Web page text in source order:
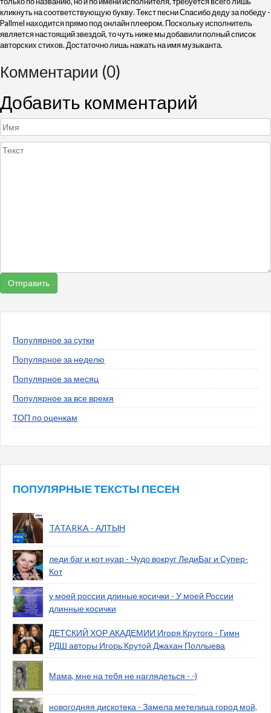
кликнуть на соответствующую букву. Текст песни Спасибо деду за победу -
Pallmel находится прямо под онлайн плеером. Поскольку исполнитель
является настоящий звездой, то чуть ниже мы добавили полный список
авторских стихов. Достаточно лишь нажать на имя музыканта.
Комментарии (0)
Добавить комментарий
Популярное за сутки
Популярное за неделю
Популярное за месяц
Популярное за все время
ТОП по оценкам
ПОПУЛЯРНЫЕ ТЕКСТЫ ПЕСЕН
TATARKA - АЛТЫН
леди баг и кот нуар - Чудо вокруг ЛедиБаг и Супер-
Кот
у моей россии длиные косички - У моей России
длинные косички
ДЕТСКИЙ ХОР АКАДЕМИИ Игоря Крутого - Гимн
РДШ авторы Игорь Крутой Джахан Поллыева
Мама, мне на тебя не наглядеться - -)
новогодняя дискотека - Замела метелица город мой,